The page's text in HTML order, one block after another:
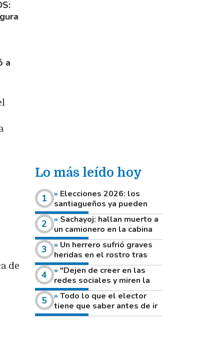
a
de
Lo más leído hoy
Elecciones 2026: los
santiagueños ya pueden
consultar dónde votan este
domingo
Sachayoj: hallan muerto a
un camionero en la cabina
de su vehículo a la vera de
un camino rural
Un herrero sufrió graves
heridas en el rostro tras
reventar el disco de una
amoladora
"Dejen de creer en las
redes sociales y miren la
heladera de sus casas": el
fuerte mensaje de una joven
que votó por primera vez
Todo lo que el elector
tiene que saber antes de ir
a votar este domingo